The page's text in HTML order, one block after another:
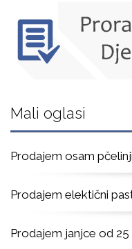
Mali oglasi
Prodajem osam
Prodajem elektični
Prodajem janjce od